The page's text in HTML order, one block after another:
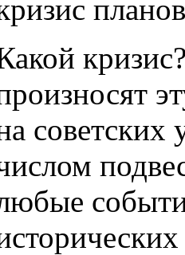
советских